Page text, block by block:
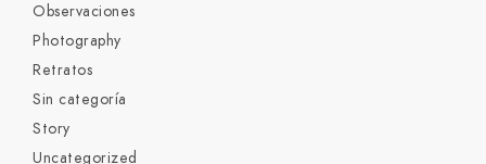
Observaciones
Photography
Retratos
Sin categoría
Story
Uncategorized